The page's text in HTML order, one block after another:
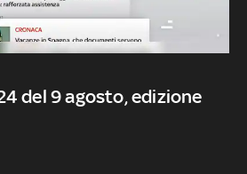
del 9 agosto, edizione